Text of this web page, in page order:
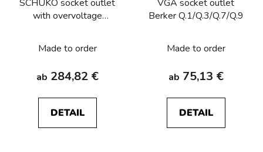
SCHUKO socket outlet
with overvoltage
Q.1/Q.3/Q.7/Q.9
Made to order
ab 284,82 €
DETAIL
VGA socket outlet
Berker Q.1/Q.3/Q.7/Q.9
Made to order
ab 75,13 €
DETAIL